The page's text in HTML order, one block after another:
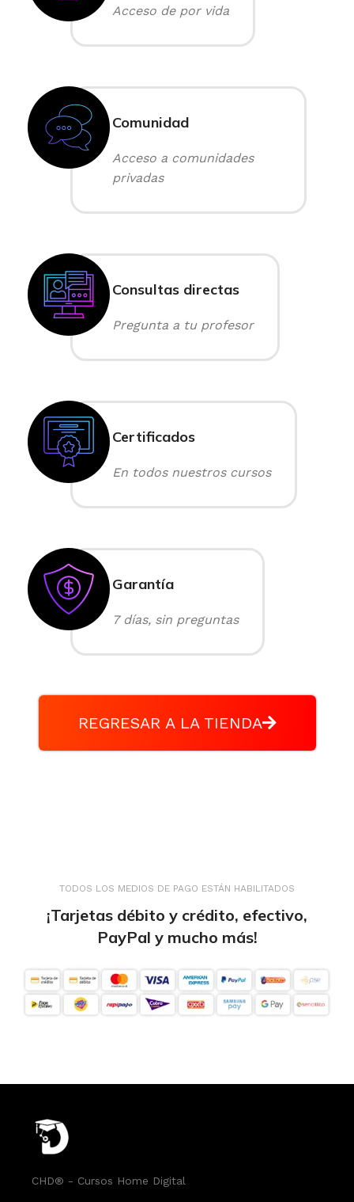
Acceso de por vida
Comunidad
Acceso a comunidades
privadas
Consultas directas
Pregunta a tu profesor
Certificados
En todos nuestros cursos
Garantía
7 días, sin preguntas
REGRESAR A LA TIENDA
TODOS LOS MEDIOS DE PAGO ESTÁN HABILITADOS
¡Tarjetas débito y crédito, efectivo,
PayPal y mucho más!
CHD® - Cursos Home Digital